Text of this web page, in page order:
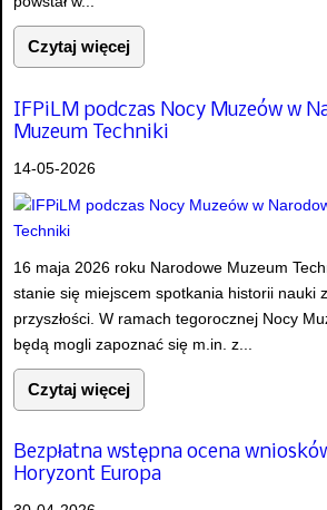
Czytaj więcej
IFPiLM podczas Nocy Muzeów w
Muzeum Techniki
14-05-2026
16 maja 2026 roku Narodowe Muzeum
stanie się miejscem spotkania historii nauki
przyszłości. W ramach tegorocznej Nocy
będą mogli zapoznać się m.in. z...
Czytaj więcej
Bezpłatna wstępna ocena
Horyzont Europa